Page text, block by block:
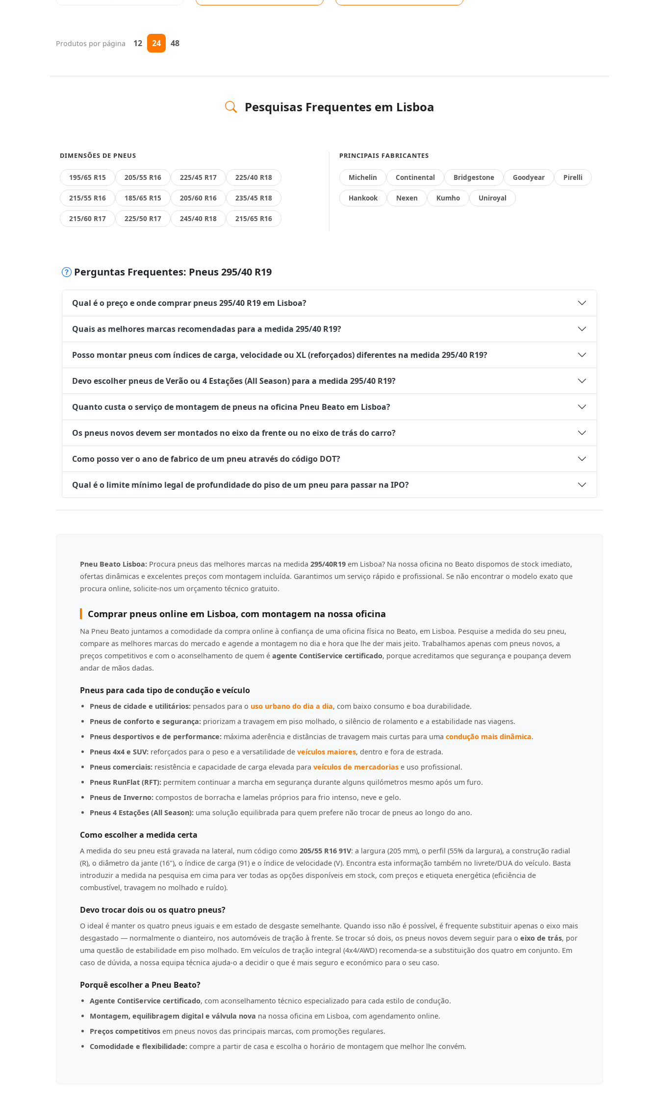
Produtos por página 12 24 48
Pesquisas Frequentes em Lisboa
DIMENSÕES DE PNEUS
195/65 R15 205/55 R16 225/45 R17 225/40 R18
215/55 R16 185/65 R15 205/60 R16 235/45 R18
215/60 R17 225/50 R17 245/40 R18 215/65 R16
PRINCIPAIS FABRICANTES
Michelin Continental Bridgestone Goodyear Pirelli
Hankook Nexen Kumho Uniroyal
Perguntas Frequentes: Pneus 295/40 R19
Qual é o preço e onde comprar pneus 295/40 R19 em Lisboa?
Quais as melhores marcas recomendadas para a medida 295/40 R19?
Posso montar pneus com índices de carga, velocidade ou XL (reforçados) diferentes na medida 295/40 R19?
Devo escolher pneus de Verão ou 4 Estações (All Season) para a medida 295/40 R19?
Quanto custa o serviço de montagem de pneus na oficina Pneu Beato em Lisboa?
Os pneus novos devem ser montados no eixo da frente ou no eixo de trás do carro?
Como posso ver o ano de fabrico de um pneu através do código DOT?
Qual é o limite mínimo legal de profundidade do piso de um pneu para passar na IPO?
Pneu Beato Lisboa: Procura pneus das melhores marcas na medida 295/40R19 em Lisboa? Na nossa oficina no Beato dispomos de stock imediato,
ofertas dinâmicas e excelentes preços com montagem incluída. Garantimos um serviço rápido e profissional. Se não encontrar o modelo exato que
procura online, solicite-nos um orçamento técnico gratuito.
Comprar pneus online em Lisboa, com montagem na nossa oficina
Na Pneu Beato juntamos a comodidade da compra online à confiança de uma oficina física no Beato, em Lisboa. Pesquise a medida do seu pneu,
compare as melhores marcas do mercado e agende a montagem no dia e hora que lhe der mais jeito. Trabalhamos apenas com pneus novos, a
preços competitivos e com o aconselhamento de quem é agente ContiService certificado, porque acreditamos que segurança e poupança devem
andar de mãos dadas.
Pneus para cada tipo de condução e veículo
Pneus de cidade e utilitários: pensados para o uso urbano do dia a dia, com baixo consumo e boa durabilidade.
Pneus de conforto e segurança: priorizam a travagem em piso molhado, o silêncio de rolamento e a estabilidade nas viagens.
Pneus desportivos e de performance: máxima aderência e distâncias de travagem mais curtas para uma condução mais dinâmica.
Pneus 4x4 e SUV: reforçados para o peso e a versatilidade de veículos maiores, dentro e fora de estrada.
Pneus comerciais: resistência e capacidade de carga elevada para veículos de mercadorias e uso profissional.
Pneus RunFlat (RFT): permitem continuar a marcha em segurança durante alguns quilómetros mesmo após um furo.
Pneus de Inverno: compostos de borracha e lamelas próprios para frio intenso, neve e gelo.
Pneus 4 Estações (All Season): uma solução equilibrada para quem prefere não trocar de pneus ao longo do ano.
Como escolher a medida certa
A medida do seu pneu está gravada na lateral, num código como 205/55 R16 91V: a largura (205 mm), o perfil (55% da largura), a construção radial
(R), o diâmetro da jante (16"), o índice de carga (91) e o índice de velocidade (V). Encontra esta informação também no livrete/DUA do veículo. Basta
introduzir a medida na pesquisa em cima para ver todas as opções disponíveis em stock, com preços e etiqueta energética (eficiência de
combustível, travagem no molhado e ruído).
Devo trocar dois ou os quatro pneus?
O ideal é manter os quatro pneus iguais e em estado de desgaste semelhante. Quando isso não é possível, é frequente substituir apenas o eixo mais
desgastado — normalmente o dianteiro, nos automóveis de tração à frente. Se trocar só dois, os pneus novos devem seguir para o eixo de trás, por
uma questão de estabilidade em piso molhado. Em veículos de tração integral (4x4/AWD) recomenda-se a substituição dos quatro em conjunto. Em
caso de dúvida, a nossa equipa técnica ajuda-o a decidir o que é mais seguro e económico para o seu caso.
Porquê escolher a Pneu Beato?
Agente ContiService certificado, com aconselhamento técnico especializado para cada estilo de condução.
Montagem, equilibragem digital e válvula nova na nossa oficina em Lisboa, com agendamento online.
Preços competitivos em pneus novos das principais marcas, com promoções regulares.
Comodidade e flexibilidade: compre a partir de casa e escolha o horário de montagem que melhor lhe convém.